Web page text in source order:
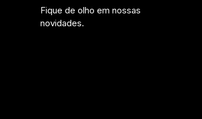
Fique de olho em nossas
novidades.